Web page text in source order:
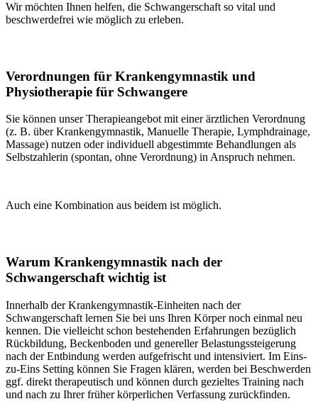
Wir möchten Ihnen helfen, die Schwangerschaft so vital und
beschwerdefrei wie möglich zu erleben.
Verordnungen für Krankengymnastik und
Physiotherapie für Schwangere
Sie können unser Therapieangebot mit einer ärztlichen Verordnung
(z. B. über Krankengymnastik, Manuelle Therapie, Lymphdrainage,
Massage) nutzen oder individuell abgestimmte Behandlungen als
Selbstzahlerin (spontan, ohne Verordnung) in Anspruch nehmen.
Auch eine Kombination aus beidem ist möglich.
Warum Krankengymnastik nach der
Schwangerschaft wichtig ist
Innerhalb der Krankengymnastik-Einheiten nach der
Schwangerschaft lernen Sie bei uns Ihren Körper noch einmal neu
kennen. Die vielleicht schon bestehenden Erfahrungen bezüglich
Rückbildung, Beckenboden und genereller Belastungssteigerung
nach der Entbindung werden aufgefrischt und intensiviert. Im Eins-
zu-Eins Setting können Sie Fragen klären, werden bei Beschwerden
ggf. direkt therapeutisch und können durch gezieltes Training nach
und nach zu Ihrer früher körperlichen Verfassung zurückfinden.